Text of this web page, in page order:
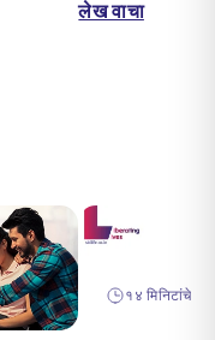
लेख वाचा
१४ मिनिटांचे